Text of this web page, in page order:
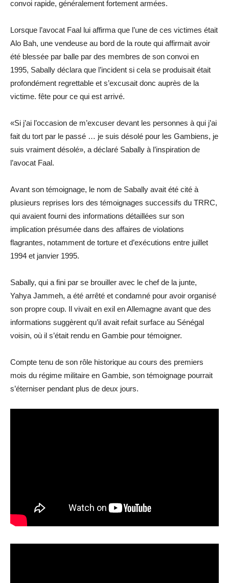
convoi rapide, généralement fortement armées.
Lorsque l’avocat Faal lui affirma que l’une de ces victimes était
Alo Bah, une vendeuse au bord de la route qui affirmait avoir
été blessée par balle par des membres de son convoi en
1995, Sabally déclara que l’incident si cela se produisait était
profondément regrettable et s’excusait donc auprès de la
victime. fête pour ce qui est arrivé.
«Si j’ai l’occasion de m’excuser devant les personnes à qui j’ai
fait du tort par le passé … je suis désolé pour les Gambiens, je
suis vraiment désolé», a déclaré Sabally à l’inspiration de
l’avocat Faal.
Avant son témoignage, le nom de Sabally avait été cité à
plusieurs reprises lors des témoignages successifs du TRRC,
qui avaient fourni des informations détaillées sur son
implication présumée dans des affaires de violations
flagrantes, notamment de torture et d’exécutions entre juillet
1994 et janvier 1995.
Sabally, qui a fini par se brouiller avec le chef de la junte,
Yahya Jammeh, a été arrêté et condamné pour avoir organisé
son propre coup. Il vivait en exil en Allemagne avant que des
informations suggèrent qu’il avait refait surface au Sénégal
voisin, où il s’était rendu en Gambie pour témoigner.
Compte tenu de son rôle historique au cours des premiers
mois du régime militaire en Gambie, son témoignage pourrait
s’éterniser pendant plus de deux jours.